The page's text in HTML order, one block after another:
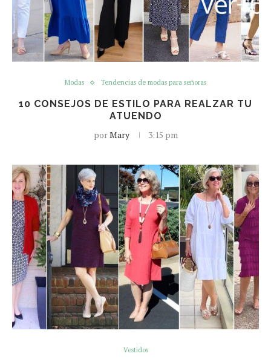
Modas Tendencias de modas para señoras
10 CONSEJOS DE ESTILO PARA REALZAR TU
ATUENDO
porMary 3:15 pm
Vestidos